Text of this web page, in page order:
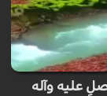
عليه وآله